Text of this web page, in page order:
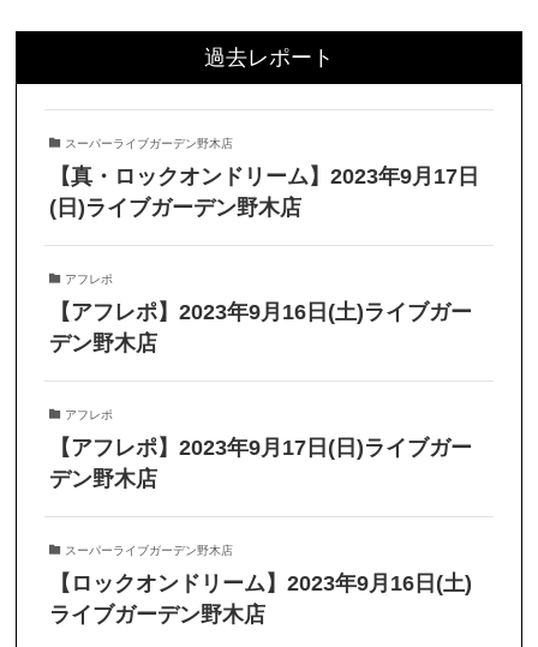
過去レポート
スーパーライブガーデン野木店
【真・ロックオンドリーム】2023年9月17日
(日)ライブガーデン野木店
アフレポ
【アフレポ】2023年9月16日(土)ライブガー
デン野木店
アフレポ
【アフレポ】2023年9月17日(日)ライブガー
デン野木店
スーパーライブガーデン野木店
【ロックオンドリーム】2023年9月16日(土)
ライブガーデン野木店